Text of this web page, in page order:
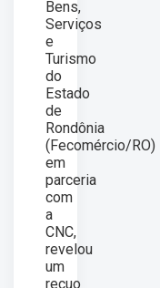
Bens,
Serviços
e
Turismo
do
Estado
de
Rondônia
(Fecomércio/RO)
em
parceria
com
a
CNC,
revelou
um
recuo